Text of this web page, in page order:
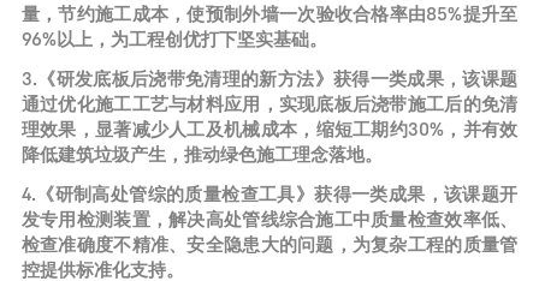
量，节约施工成本，使预制外墙一次验收合格率由85%提升至
96%以上，为工程创优打下坚实基础。
3.《研发底板后浇带免清理的新方法》获得一类成果，该课题
通过优化施工工艺与材料应用，实现底板后浇带施工后的免清
理效果，显著减少人工及机械成本，缩短工期约30%，并有效
降低建筑垃圾产生，推动绿色施工理念落地。
4.《研制高处管综的质量检查工具》获得一类成果，该课题开
发专用检测装置，解决高处管线综合施工中质量检查效率低、
检查准确度不精准、安全隐患大的问题，为复杂工程的质量管
控提供标准化支持。